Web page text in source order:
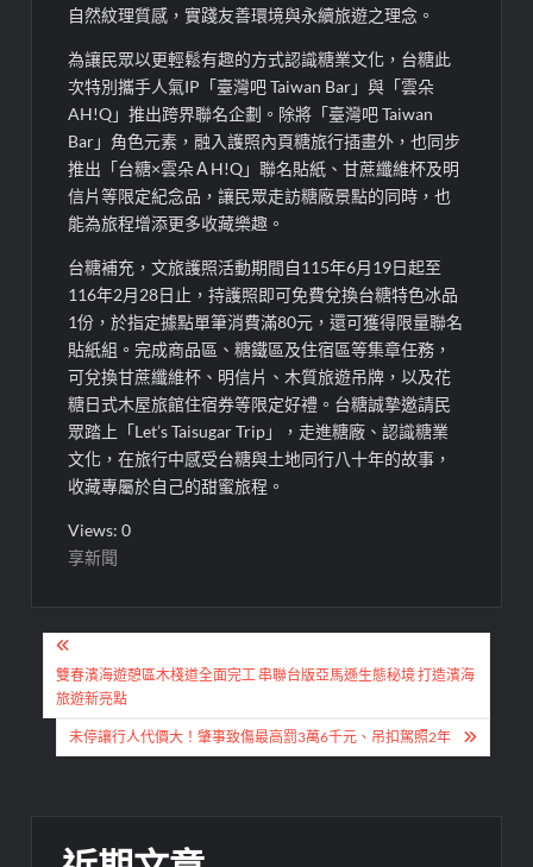
自然紋理質感，實踐友善環境與永續旅遊之理念。
為讓民眾以更輕鬆有趣的方式認識糖業文化，台糖此
次特別攜手人氣IP「臺灣吧 Taiwan Bar」與「雲朵
AH!Q」推出跨界聯名企劃。除將「臺灣吧 Taiwan
Bar」角色元素，融入護照內頁糖旅行插畫外，也同步
推出「台糖×雲朵ＡH!Q」聯名貼紙、甘蔗纖維杯及明
信片等限定紀念品，讓民眾走訪糖廠景點的同時，也
能為旅程增添更多收藏樂趣。
台糖補充，文旅護照活動期間自115年6月19日起至
116年2月28日止，持護照即可免費兌換台糖特色冰品
1份，於指定據點單筆消費滿80元，還可獲得限量聯名
貼紙組。完成商品區、糖鐵區及住宿區等集章任務，
可兌換甘蔗纖維杯、明信片、木質旅遊吊牌，以及花
糖日式木屋旅館住宿券等限定好禮。台糖誠摯邀請民
眾踏上「Let’s Taisugar Trip」，走進糖廠、認識糖業
文化，在旅行中感受台糖與土地同行八十年的故事，
收藏專屬於自己的甜蜜旅程。
Views: 0
享新聞
文
章
導
覽
雙春濱海遊憩區木棧道全面完工 串聯台版亞馬遜生態秘境 打造濱海
旅遊新亮點
未停讓行人代價大！肇事致傷最高罰3萬6千元、吊扣駕照2年